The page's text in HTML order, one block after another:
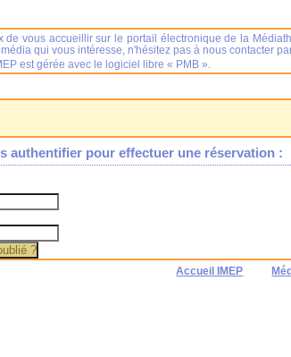
authentifier pour effectuer une réservation :
Accueil IMEP
de vous accueillir sur le portail électronique de la
qui vous intéresse, n'hésitez pas à nous contacter
est gérée avec le logiciel libre « PMB ».